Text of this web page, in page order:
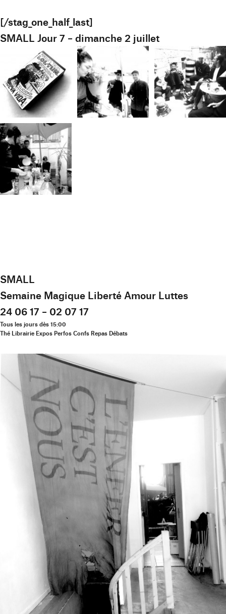
[/stag_one_half_last]
SMALL Jour 7 – dimanche 2 juillet
SMALL
Semaine Magique Liberté Amour Luttes
24 06 17 – 02 07 17
Tous les jours dès 15:00
Thé Librairie Expos Perfos Confs Repas Débats